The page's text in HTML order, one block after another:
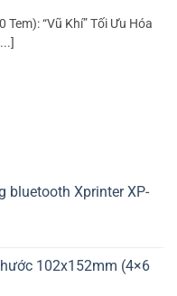
“Vũ Khí” Tối Ưu Hóa
bluetooth Xprinter XP-
102x152mm (4×6